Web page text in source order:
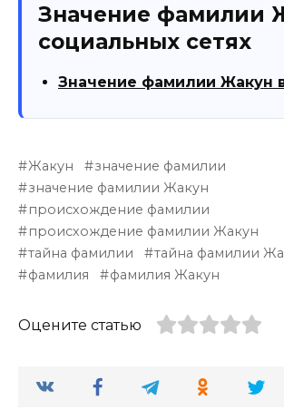
Значение фамилии
социальных сетях
Значение фамилии Жакун
Жакун
значение фамилии
значение фамилии Жакун
происхождение фамилии
происхождение фамилии Жакун
тайна фамилии
тайна фамилии
фамилия
фамилия Жакун
Оцените статью